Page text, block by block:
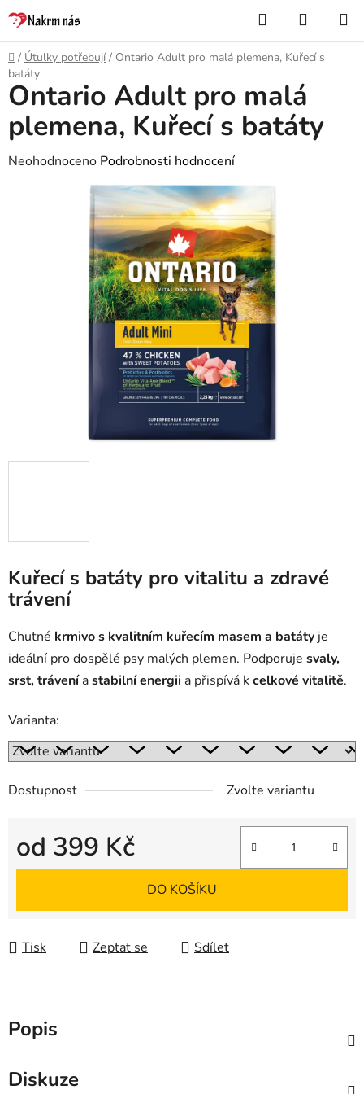
Přejít
na
obsah
Hledat
KOŠÍK
Domů
/ Útulky potřebují / Ontario Adult pro malá plemena, Kuřecí s
batáty
Kuřecí s batáty pro vitalitu a zdravé
trávení
Chutné krmivo s kvalitním kuřecím masem a batáty je
ideální pro dospělé psy malých plemen. Podporuje svaly,
srst, tráveníastabilní energii a přispívá kcelkové vitalitě.
Varianta:
Dostupnost Zvolte variantu
od 399 Kč
Měrná cena:
DO KOŠÍKU
Tisk Zeptat se Sdílet
Ontario Adult pro malá
plemena, Kuřecí s batáty
Průměrné
Neohodnoceno Podrobnosti hodnocení
Popis
Diskuze